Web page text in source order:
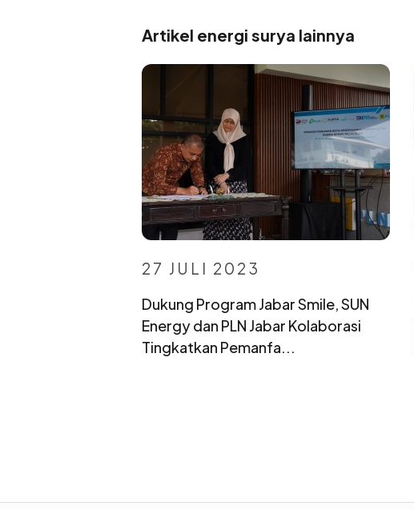
Artikel energi surya lainnya
27 JULI 2023
Dukung Program Jabar Smile, SUN
Energy dan PLN Jabar Kolaborasi
Tingkatkan Pemanfa...